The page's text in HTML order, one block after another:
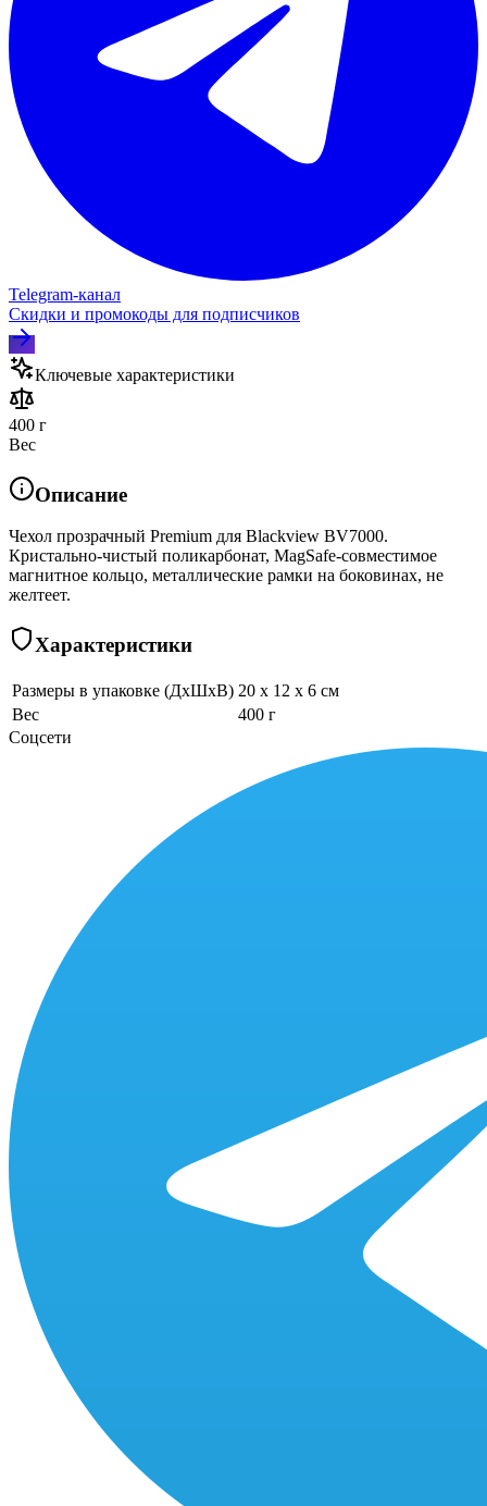
Telegram‑канал
Скидки и промокоды для подписчиков
Ключевые характеристики
400 г
Вес
Описание
Чехол прозрачный Premium для Blackview BV7000.
Кристально-чистый поликарбонат, MagSafe-совместимое
магнитное кольцо, металлические рамки на боковинах, не
желтеет.
Характеристики
Размеры в упаковке (ДхШхВ) 20 x 12 x 6 см
Вес
400 г
Соцсети